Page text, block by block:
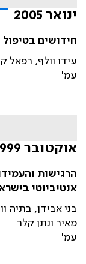
ינואר 2005
חידושים
עידו וולף, רפאל
עמ'
אוקטובר 1999
הרגישות
אנטיביוטי
בני אבידן, בתיה
מאיר ונתן קלר
עמ'